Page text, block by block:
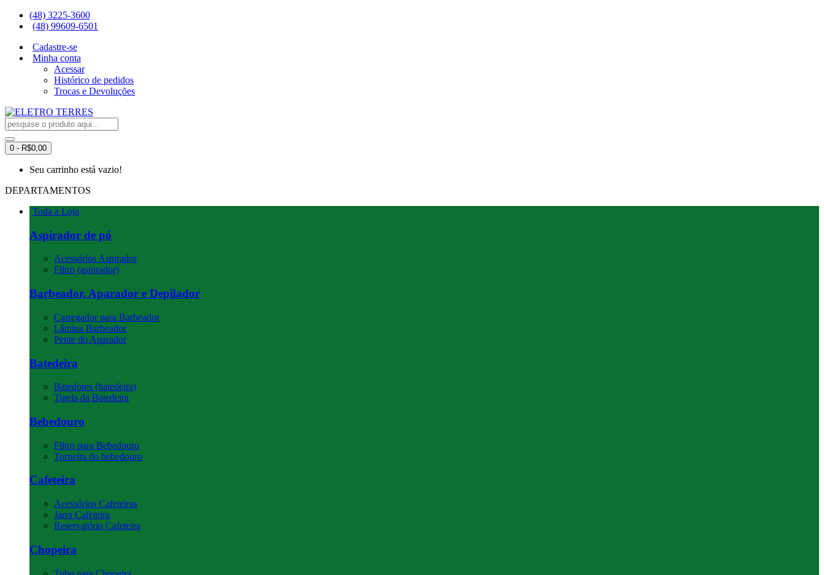
(48) 3225-3600
(48) 99609-6501
Cadastre-se
Minha conta
Acessar
Histórico de pedidos
Trocas e Devoluções
0 - R$0,00
Seu carrinho está vazio!
DEPARTAMENTOS
Toda a Loja
Aspirador de pó
Acessórios Aspirador
Filtro (aspirador)
Barbeador, Aparador e Depilador
Carregador para Barbeador
Lâmina Barbeador
Pente do Aparador
Batedeira
Batedores (batedeira)
Tigela da Batedeira
Bebedouro
Filtro para Bebedouro
Torneira do bebedouro
Cafeteira
Acessórios Cafeteiras
Jarra Cafeteira
Reservatório Cafeteira
Chopeira